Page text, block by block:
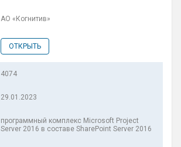
АО «Когнитив»
ОТКРЫТЬ
4074
29.01.2023
программный комплекс Microsoft Project
Server 2016 в составе SharePoint Server 2016